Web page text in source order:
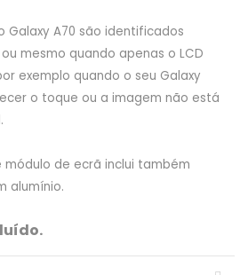
Galaxy A70 são identificados
mesmo quando apenas o LCD
exemplo quando o seu Galaxy
o toque ou a imagem não está
módulo de ecrã inclui também
alumínio.